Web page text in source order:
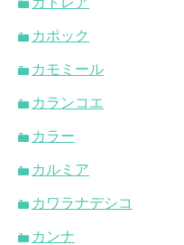
カポック
カモミール
カランコエ
カラー
カルミア
カワラナデシコ
カンナ